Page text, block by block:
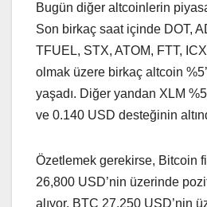
Bugün diğer altcoinlerin
Son birkaç saat içinde DOT,
TFUEL, STX, ATOM, FTT,
olmak üzere birkaç altcoin
yaşadı. Diğer yandan XLM
ve 0.140 USD desteğinin
Özetlemek gerekirse, Bitcoin
26,800 USD’nin üzerinde
alıyor. BTC 27,250 USD’nin